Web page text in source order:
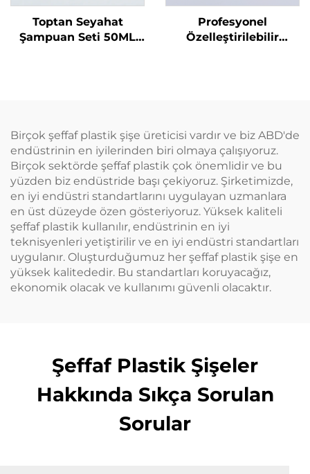
Toptan Seyahat
Şampuan Seti 50ML
Profesyonel
Özelleştirilebilir
Birçok şeffaf plastik şişe üreticisi vardır ve biz ABD'de
endüstrinin en iyilerinden biri olmaya çalışıyoruz.
Birçok sektörde şeffaf plastik çok önemlidir ve bu
yüzden biz endüstride başı çekiyoruz. Şirketimizde,
en iyi endüstri standartlarını uygulayan uzmanlara
en üst düzeyde özen gösteriyoruz. Yüksek kaliteli
şeffaf plastik kullanılır, endüstrinin en iyi
teknisyenleri yetiştirilir ve en iyi endüstri standartları
uygulanır. Oluşturduğumuz her şeffaf plastik şişe en
yüksek kalitededir. Bu standartları koruyacağız,
ekonomik olacak ve kullanımı güvenli olacaktır.
Şeffaf Plastik Şişeler
Hakkında Sıkça Sorulan
Sorular